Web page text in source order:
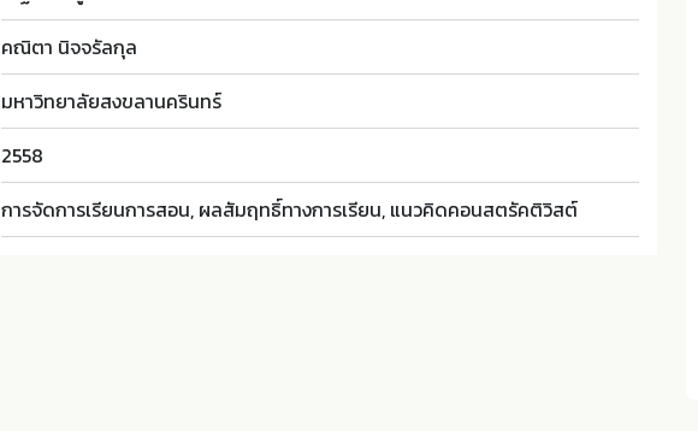
คณิตา นิจจรัลกุล
มหาวิทยาลัยสงขลานครินทร์
2558
การจัดการเรียนการสอน, ผลสัมฤทธิ์ทางการเรียน, แนวคิดคอนสตรัคติวิสต์